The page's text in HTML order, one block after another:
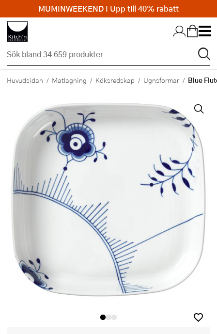
Hopp till huvudinnehållet
Huvudsidan Matlagning Köksredskap Ugnsformar Blue
MUMINWEEKEND I Upp till 40% rabatt